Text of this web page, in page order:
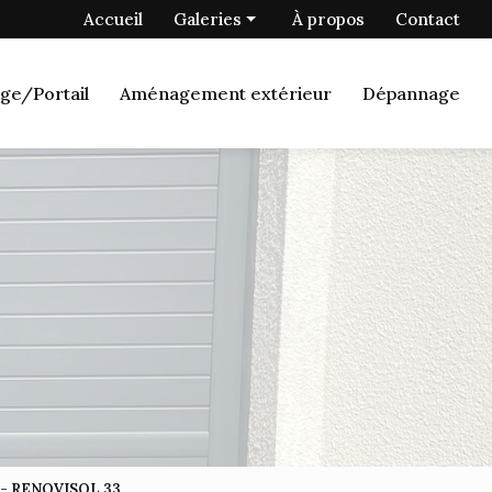
Accueil
Galeries
Fermetures
Aménagement extérieur
À propos Contact
Portail Aménagement extérieur Dépannage